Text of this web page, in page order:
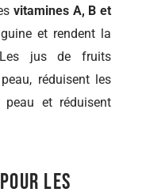
vitamines A, B et
et rendent la
jus de fruits
réduisent les
peau et réduisent
les